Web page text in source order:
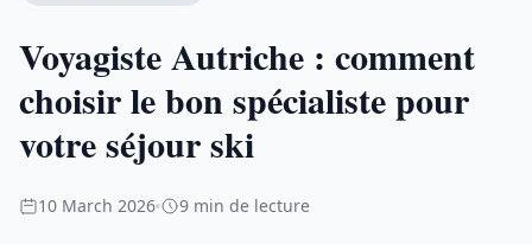
Voyagiste Autriche : comment
choisir le bon spécialiste pour
votre séjour ski
10 March 2026 9 min de lecture